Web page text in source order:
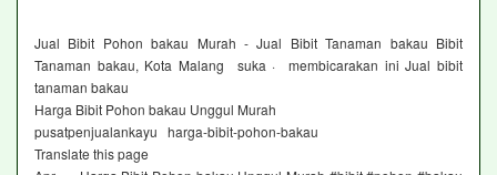
Jual Bibit Pohon bakau Murah - Jual Bibit Tanaman bakau Bibit
Tanaman bakau, Kota Malang suka · membicarakan ini Jual bibit
tanaman bakau
Harga Bibit Pohon bakau Unggul Murah
pusatpenjualankayu harga-bibit-pohon-bakau
Translate this page